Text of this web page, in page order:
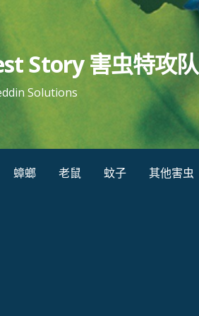
Story 害虫特攻队
Solutions
蟑螂 老鼠 蚊子 其他害虫